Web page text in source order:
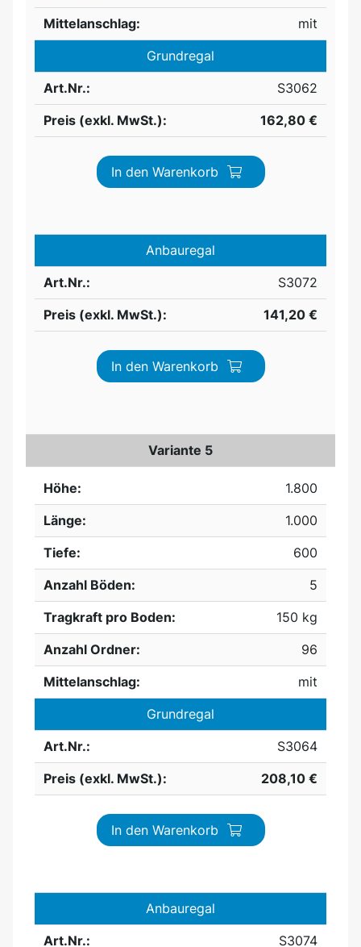
Mittelanschlag:
mit
Grundregal
Art.Nr.:
S3062
Preis (exkl. MwSt.):
162,80 €
In den Warenkorb
Anbauregal
Art.Nr.:
S3072
Preis (exkl. MwSt.):
141,20 €
In den Warenkorb
Variante 5
Höhe:
1.800
Länge:
1.000
Tiefe:
600
Anzahl Böden:
5
Tragkraft pro Boden:
150 kg
Anzahl Ordner:
96
Mittelanschlag:
mit
Grundregal
Art.Nr.:
S3064
Preis (exkl. MwSt.):
208,10 €
In den Warenkorb
Anbauregal
Art.Nr.:
S3074